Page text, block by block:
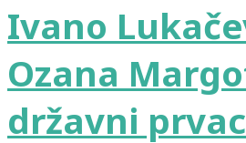
Ivano
Ozana
državni